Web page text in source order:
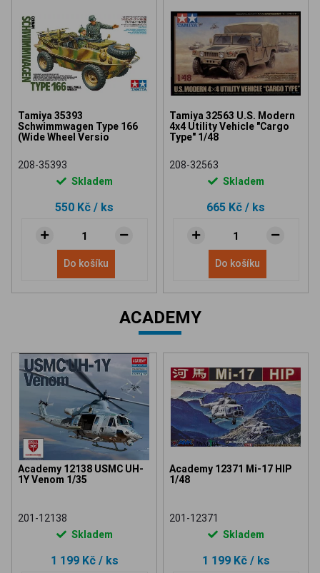
Tamiya 35393
Schwimmwagen Type 166
(Wide Wheel Versio
208-35393
Skladem
550 Kč / ks
Do košíku
Tamiya 32563 U.S. Modern
4x4 Utility Vehicle "Cargo
Type" 1/48
208-32563
Skladem
665 Kč / ks
Do košíku
ACADEMY
Academy 12138 USMC UH-
1Y Venom 1/35
201-12138
Skladem
1 199 Kč / ks
Academy 12371 Mi-17 HIP
1/48
201-12371
Skladem
1 199 Kč / ks